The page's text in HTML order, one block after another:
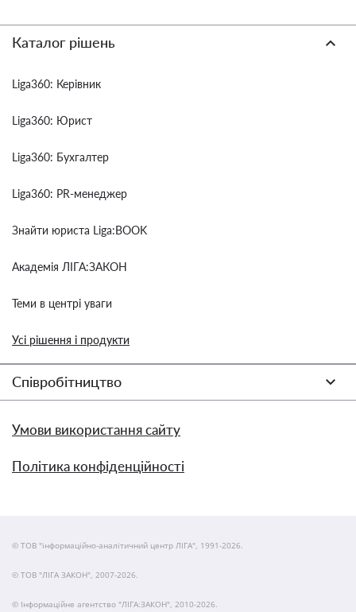
Каталог рішень
Liga360: Керівник
Liga360: Юрист
Liga360: Бухгалтер
Liga360: PR-менеджер
Знайти юриста Liga:BOOK
Академія ЛІГА:ЗАКОН
Теми в центрі уваги
Усі рішення і продукти
Співробітництво
Умови використання сайту
Політика конфіденційності
© ТОВ "інформаційно-аналітичний центр ЛІГА", 1991-2026.
© ТОВ "ЛІГА ЗАКОН", 2007-2026.
© Інформаційне агентство "ЛІГА:ЗАКОН", 2010-2026.